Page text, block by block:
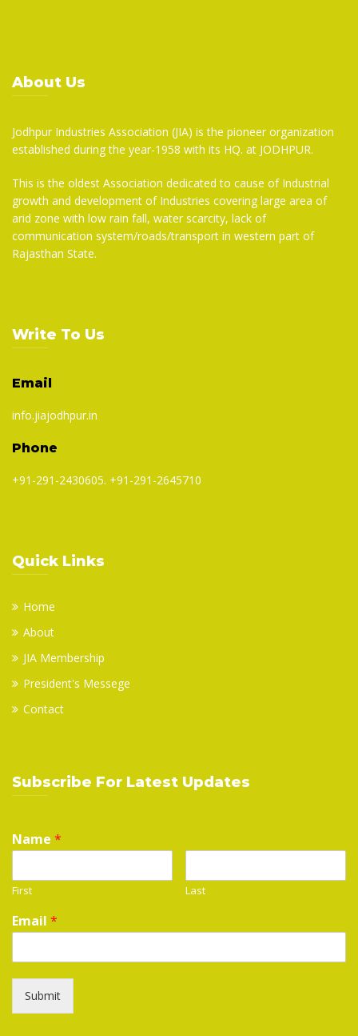
About Us
Jodhpur Industries Association (JIA) is the pioneer organization
established during the year-1958 with its HQ. at JODHPUR.
This is the oldest Association dedicated to cause of Industrial
growth and development of Industries covering large area of
arid zone with low rain fall, water scarcity, lack of
communication system/roads/transport in western part of
Rajasthan State.
Write To Us
Email
info.jiajodhpur.in
Phone
+91-291-2430605. +91-291-2645710
Quick Links
Home
About
JIA Membership
President's Messege
Contact
Subscribe For Latest Updates
Name *
First Last
Email *
Submit